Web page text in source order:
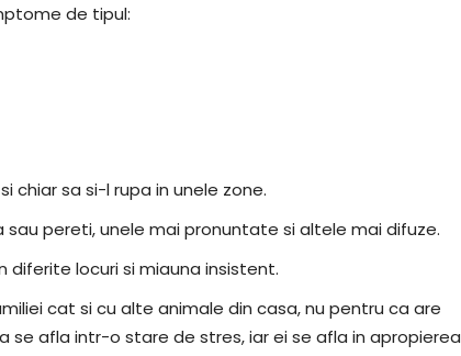
de tipul:
chiar sa si-l rupa in unele zone.
pereti, unele mai pronuntate si altele mai difuze.
diferite locuri si miauna insistent.
cat si cu alte animale din casa, nu pentru ca are
afla intr-o stare de stres, iar ei se afla in apropierea